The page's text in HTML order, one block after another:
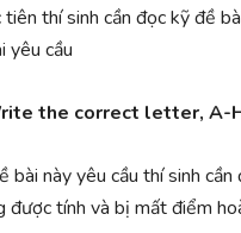
tiên thí sinh cần đọc kỹ đề
yêu cầu
the correct letter, A-
bài này yêu cầu thí sinh
được tính và bị mất điểm